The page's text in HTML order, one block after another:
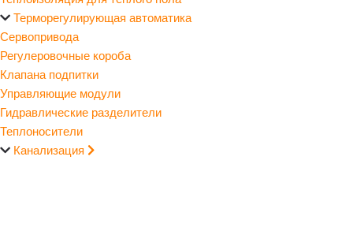
Терморегулирующая автоматика
Сервопривода
Регулеровочные короба
Клапана подпитки
Управляющие модули
Гидравлические разделители
Теплоносители
Канализация